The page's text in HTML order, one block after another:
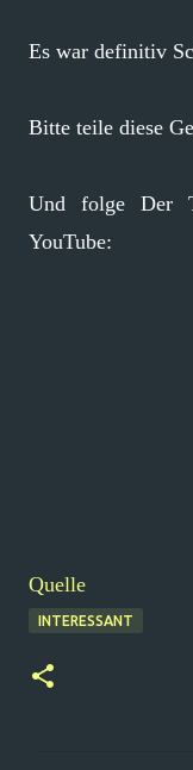
Es war definitiv
Bitte teile diese
Und folge Der
YouTube:
Quelle
INTERESSANT